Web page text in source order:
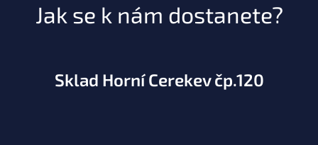
Jak se k nám dostanete?
Sklad Horní Cerekev čp.120